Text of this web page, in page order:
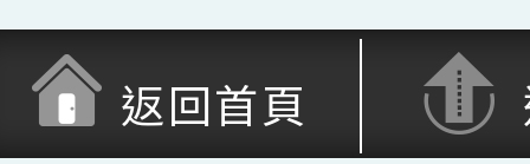
返回首頁